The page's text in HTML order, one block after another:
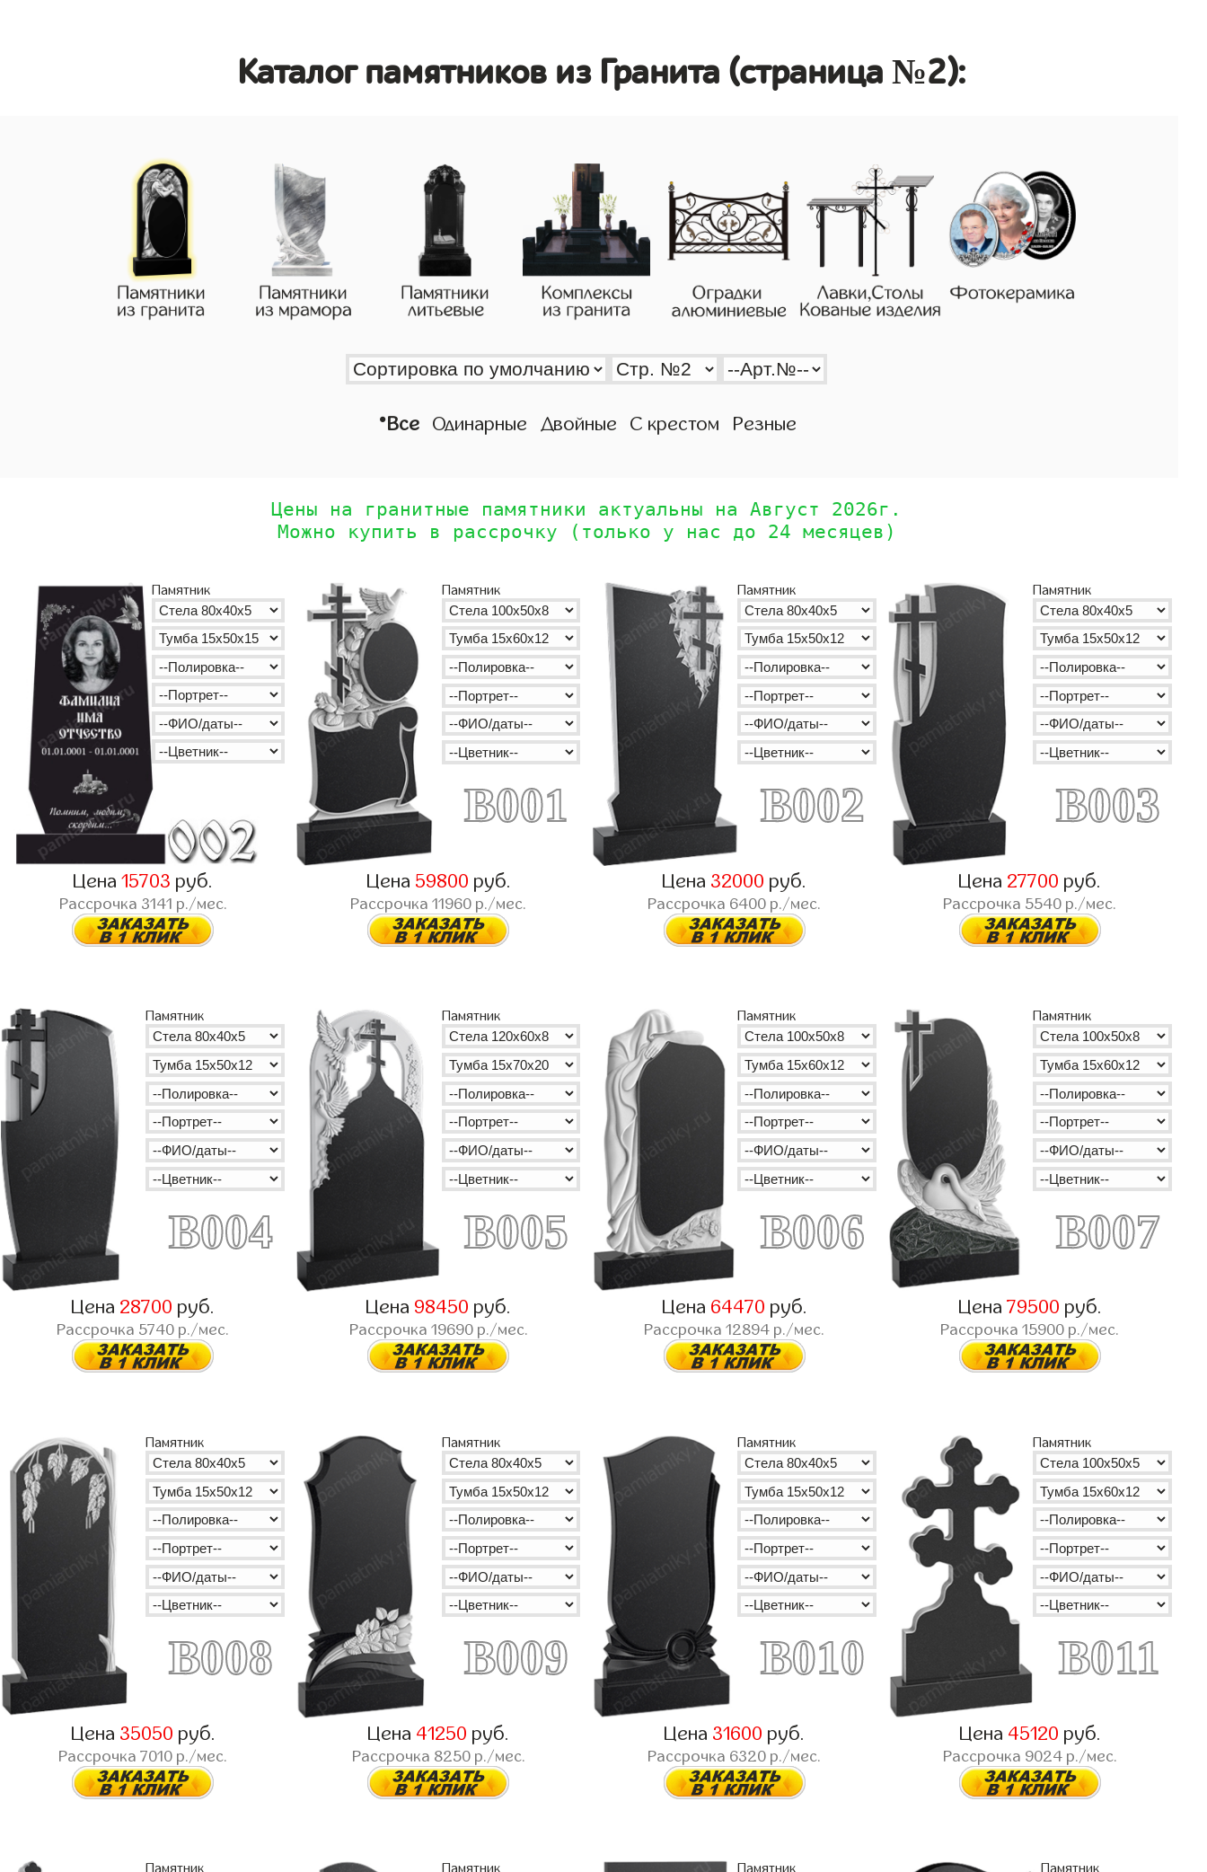
Каталог памятников из Гранита (страница №2):
•Все Одинарные Двойные С крестом Резные
Цены на гранитные памятники актуальны на Август 2026г.
Можно купить в рассрочку (только у нас до 24 месяцев)
Памятник
Цена15703 руб.
Рассрочка 3141 р./мес.
B001
Памятник
Цена 59800 руб.
Рассрочка11960 р./мес.
B002
Памятник
Цена 32000 руб.
Рассрочка 6400 р./мес.
B003
Памятник
Цена 27700 руб.
Рассрочка 5540 р./мес.
B004
Памятник
Цена 28700 руб.
Рассрочка 5740 р./мес.
B005
Памятник
Цена 98450 руб.
Рассрочка 19690р./мес.
B006
Памятник
Цена 64470 руб.
Рассрочка12894 р./мес.
B007
Памятник
Цена 79500 руб.
Рассрочка15900 р./мес.
B008
Памятник
Цена 35050 руб.
Рассрочка7010 р./мес.
B009
Памятник
Цена 41250 руб.
Рассрочка 8250р./мес.
B010
Памятник
Цена 31600 руб.
Рассрочка 6320 р./мес.
B011
Памятник
Цена 45120 руб.
Рассрочка 9024р./мес.
Памятник Памятник Памятник Памятник